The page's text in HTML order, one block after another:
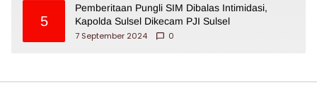
5
Pemberitaan Pungli SIM Dibalas Intimidasi,
Kapolda Sulsel Dikecam PJI Sulsel
7 September 2024
0